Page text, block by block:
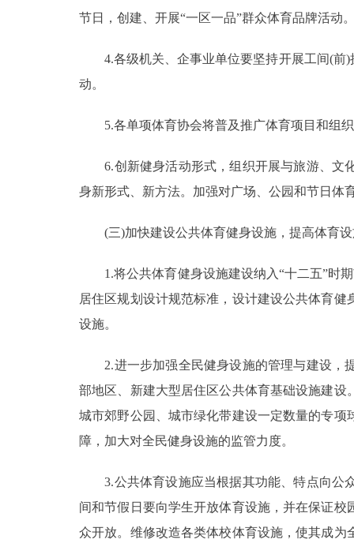
节日，创建、开展“一区一品”群众体育品牌活动
4.各级机关、企事业单位要坚持开展工间(前)
动。
5.各单项体育协会将普及推广体育项目和组织
6.创新健身活动形式，组织开展与旅游、文化
身新形式、新方法。加强对广场、公园和节日体
(三)加快建设公共体育健身设施，提高体育设
1.将公共体育健身设施建设纳入“十二五”时期
居住区规划设计规范标准，设计建设公共体育
设施。
2.进一步加强全民健身设施的管理与建设，提
部地区、新建大型居住区公共体育基础设施建
城市郊野公园、城市绿化带建设一定数量的专
障，加大对全民健身设施的监管力度。
3.公共体育设施应当根据其功能、特点向公众
间和节假日要向学生开放体育设施，并在保证
众开放。维修改造各类体校体育设施，使其成